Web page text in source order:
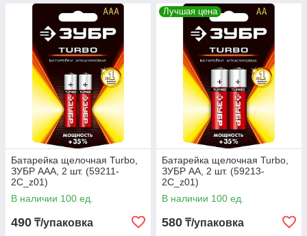
Батарейка щелочная Turbo,
ЗУБР AAA, 2 шт. (59211-
2C_z01)
В наличии 100 ед.
490 ₸/упаковка
Лучшая цена
Батарейка щелочная Turbo,
ЗУБР AA, 2 шт. (59213-
2C_z01)
В наличии 100 ед.
580 ₸/упаковка